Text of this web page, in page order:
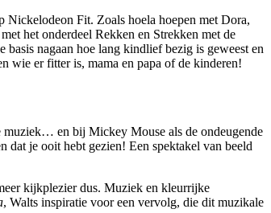
Nickelodeon Fit. Zoals hoela hoepen met Dora,
het onderdeel Rekken en Strekken met de
nagaan hoe lang kindlief bezig is geweest en
wie er fitter is, mama en papa of de kinderen!
en bij Mickey Mouse als de ondeugende
dat je ooit hebt gezien! Een spektakel van beeld
kijkplezier dus. Muziek en kleurrijke
, Walts inspiratie voor een vervolg, die dit muzikale